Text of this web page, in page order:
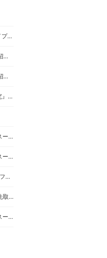
新入荷〈Atto Vannucci〉シルク ストライプ柄 ネクタイのご紹介です。
新入荷〈TAGLIATORE〉ジャケットのご紹介です。
新入荷〈TAGLIATORE〉ジャケットのご紹介です。
小学生のパパたちへ…『夏休みの自由研究』シルク
新入荷〈Brilla per il gusto〉オリジナル スーツのご紹介です。
新入荷〈Brilla per il gusto〉オリジナル スーツのご紹介です。
新入荷〈George Cleverley〉ドレス ローファーのご紹介です。
【EFFE BEAMS】〜2nd Delivery〜秋を先取りする大人の上品スタイリング2選！
新入荷〈Brilla per il gusto〉オリジナル スーツのご紹介です。